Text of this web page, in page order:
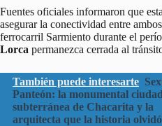
Fuentes oficiales informaron que
asegurar la conectividad entre
ferrocarril Sarmiento durante el
Lorca permanezca cerrada al
También puede interesarte
Panteón: la monumental ciudad
subterránea de Chacarita y la
arquitecta que la historia olvidó